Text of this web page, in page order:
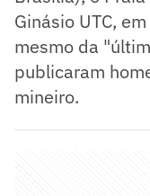
Ginásio UTC,
mesmo da
publicaram
mineiro.